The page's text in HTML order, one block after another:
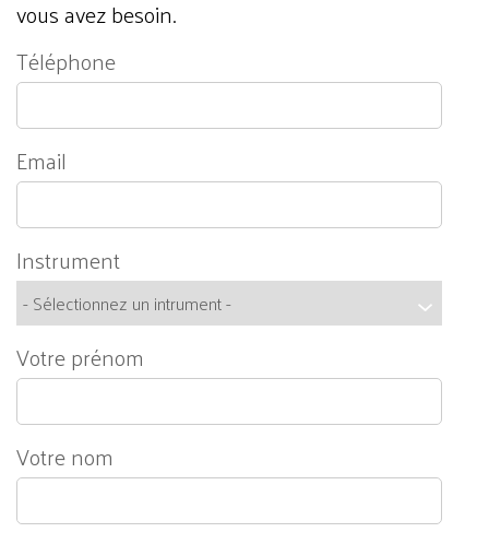
vous avez besoin.
Téléphone
Email
Instrument
Votre prénom
Votre nom